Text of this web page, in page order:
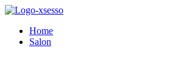
Zum
springenHome
Salon